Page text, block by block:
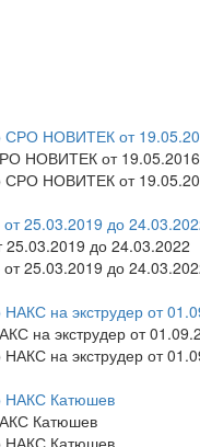
НОВИТЕК от
25.03.2019 до 24.03.2022
на экструдер от
Катюшев